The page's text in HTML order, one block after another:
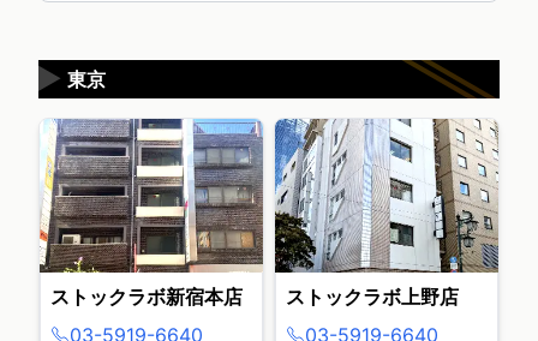
東京
▶
ストックラボ新宿本店
03-5919-6640
ストックラボ上野店
03-5919-6640